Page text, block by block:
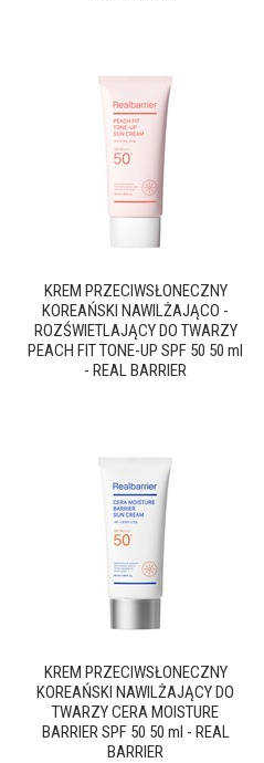
KREM PRZECIWSŁONECZNY
KOREAŃSKI NAWILŻAJĄCO -
ROZŚWIETLAJĄCY DO TWARZY
PEACH FIT TONE-UP SPF 50 50 ml
- REAL BARRIER
KREM PRZECIWSŁONECZNY
KOREAŃSKI NAWILŻAJĄCY DO
TWARZY CERA MOISTURE
BARRIER SPF 50 50 ml - REAL
BARRIER